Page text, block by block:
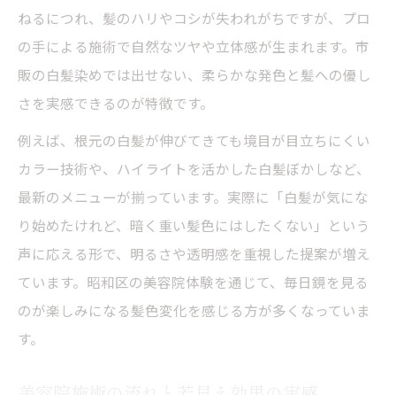
ねるにつれ、髪のハリやコシが失われがちですが、プロ
の手による施術で自然なツヤや立体感が生まれます。市
販の白髪染めでは出せない、柔らかな発色と髪への優し
さを実感できるのが特徴です。
例えば、根元の白髪が伸びてきても境目が目立ちにくい
カラー技術や、ハイライトを活かした白髪ぼかしなど、
最新のメニューが揃っています。実際に「白髪が気にな
り始めたけれど、暗く重い髪色にはしたくない」という
声に応える形で、明るさや透明感を重視した提案が増え
ています。昭和区の美容院体験を通じて、毎日鏡を見る
のが楽しみになる髪色変化を感じる方が多くなっていま
す。